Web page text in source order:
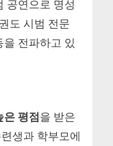
공연으로 명성
도 시범 전문
전파하고 있
은 평점을 받은
생과 학부모에